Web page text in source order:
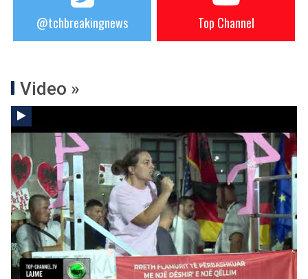
@tchbreakingnews Top Channel
Video »